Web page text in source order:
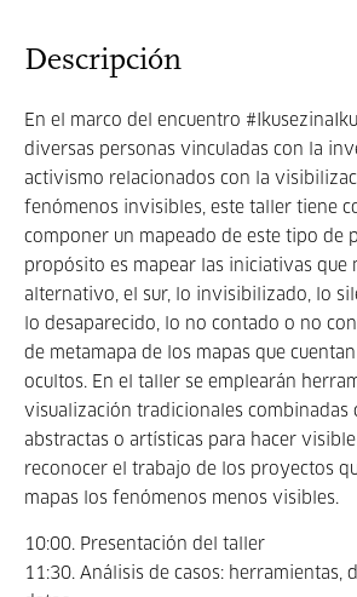
Descripción
En el marco del encuentro
diversas personas vinculadas con la
activismo relacionados con la
fenómenos invisibles, este taller tiene
componer un mapeado de este tipo de
propósito es mapear las iniciativas que
alternativo, el sur, lo invisibilizado, lo
lo desaparecido, lo no contado o no
de metamapa de los mapas que
ocultos. En el taller se emplearán
visualización tradicionales combinadas
abstractas o artísticas para hacer
reconocer el trabajo de los proyectos
mapas los fenómenos menos visibles.
10:00. Presentación del taller
11:30. Análisis de casos: herramientas,